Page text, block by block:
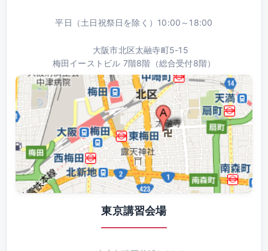
平日（土日祝祭日を除く）10:00～18:00
大阪市北区太融寺町5-15
梅田イーストビル 7階8階（総合受付8階）
東京講習会場